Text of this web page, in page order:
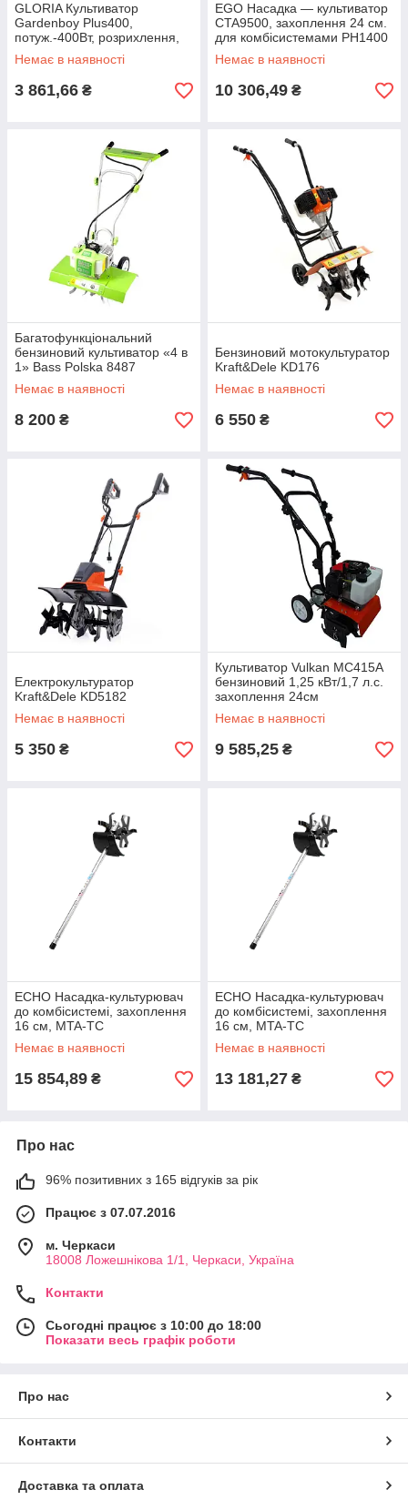
GLORIA Культиватор
Gardenboy Plus400,
потуж.-400Вт, розрихлення,
видалення бур"янів
Немає в наявності
3 861,66 ₴
EGO Насадка — культиватор
CTA9500, захоплення 24 см.
для комбісистемами PH1400
Немає в наявності
10 306,49 ₴
Багатофункціональний
бензиновий культиватор «4 в
1» Bass Polska 8487
Немає в наявності
8 200 ₴
Бензиновий мотокультуратор
Kraft&Dele KD176
Немає в наявності
6 550 ₴
Електрокультуратор
Kraft&Dele KD5182
Немає в наявності
5 350 ₴
Культиватор Vulkan MC415A
бензиновий 1,25 кВт/1,7 л.с.
захоплення 24см
Немає в наявності
9 585,25 ₴
ECHO Насадка-культурювач
до комбісистемі, захоплення
16 см, MTA-TC
Немає в наявності
15 854,89 ₴
ECHO Насадка-культурювач
до комбісистемі, захоплення
16 см, MTA-TC
Немає в наявності
13 181,27 ₴
Про нас
96% позитивних з 165 відгуків за рік
Працює з 07.07.2016
м. Черкаси
18008 Ложешнікова 1/1, Черкаси, Україна
Контакти
Сьогодні працює з 10:00 до 18:00
Показати весь графік роботи
Про нас
Контакти
Доставка та оплата